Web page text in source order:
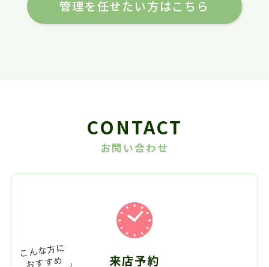
管理を任せたい方はこちら
CONTACT
お問い合わせ
来店予約